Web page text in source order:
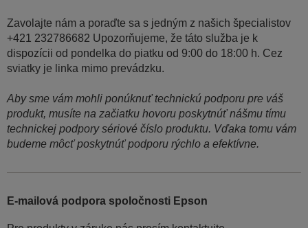
Zavolajte nám a poraďte sa s jedným z našich špecialistov
+421 232786682 Upozorňujeme, že táto služba je k
dispozícii od pondelka do piatku od 9:00 do 18:00 h. Cez
sviatky je linka mimo prevádzku.
Aby sme vám mohli ponúknuť technickú podporu pre váš
produkt, musíte na začiatku hovoru poskytnúť nášmu tímu
technickej podpory sériové číslo produktu. Vďaka tomu vám
budeme môcť poskytnúť podporu rýchlo a efektívne.
E-mailová podpora spoločnosti Epson